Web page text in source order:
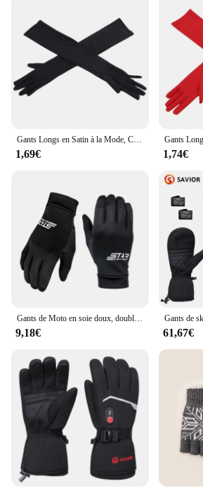
Gants Longs en Satin à la Mode, Costume de Soirée Opéra, de Bal, Noir, Blanc, Rose, Gris, Beige, Rouge, Nouvelle Collection, Offre Spéciale
1,69€ 1,74€
Gants de Moto en soie doux, doublure intérieure pour Moto, conduite de voiture, Sport, Motocross, noir, hiver, été
9,18€ 61,67€